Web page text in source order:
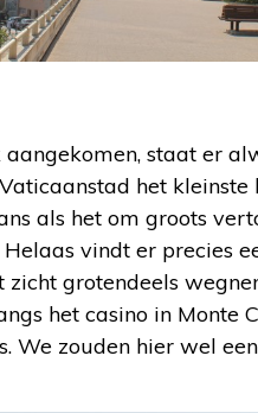
staat er
het
als het om groots
vindt er precies
grotendeels
het casino in Monte
We zouden hier wel